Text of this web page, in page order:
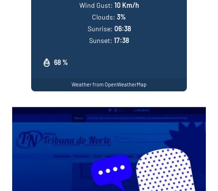
68 %
Wind Gust: 10 Km/h
Clouds: 3%
Sunrise: 06:38
Sunset: 17:38
Weather from OpenWeatherMap